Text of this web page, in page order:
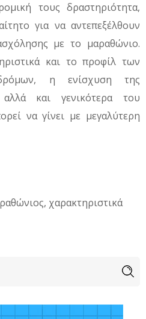
τους δραστηριότητα,
για να αντεπεξέλθουν
με το μαραθώνιο.
και το προφίλ των
η ενίσχυση της
και γενικότερα του
να γίνει με μεγαλύτερη
χαρακτηριστικά